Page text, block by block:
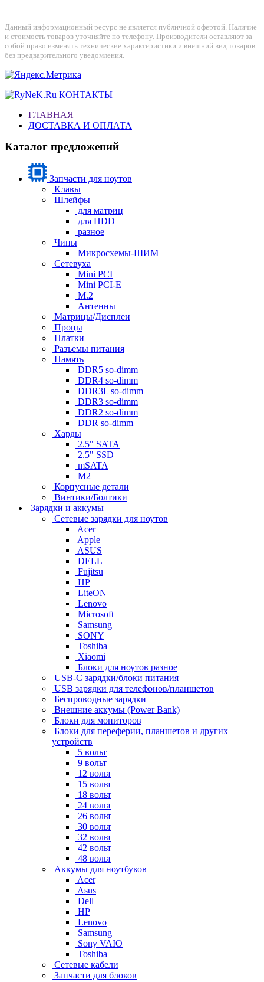
Данный информационный ресурс не является публичной офертой. Наличие
и стоимость товаров уточняйте по телефону. Производители оставляют за
собой право изменять технические характеристики и внешний вид товаров
без предварительного уведомления.
КОНТАКТЫ
ГЛАВНАЯ
ДОСТАВКА И ОПЛАТА
Каталог предложений
Запчасти для ноутов
Клавы
Шлейфы
для матриц
для HDD
разное
Чипы
Микросхемы-ШИМ
Сетевуха
Mini PCI
Mini PCI-E
M.2
Антенны
Матрицы/Дисплеи
Процы
Платки
Разъемы питания
Память
DDR5 so-dimm
DDR4 so-dimm
DDR3L so-dimm
DDR3 so-dimm
DDR2 so-dimm
DDR so-dimm
Харды
2.5" SATA
2.5" SSD
mSATA
M2
Корпусные детали
Винтики/Болтики
Зарядки и аккумы
Сетевые зарядки для ноутов
Acer
Apple
ASUS
DELL
Fujitsu
HP
LiteON
Lenovo
Microsoft
Samsung
SONY
Toshiba
Xiaomi
Блоки для ноутов разное
USB-C зарядки/блоки питания
USB зарядки для телефонов/планшетов
Беспроводные зарядки
Внешние аккумы (Power Bank)
Блоки для мониторов
Блоки для переферии, планшетов и других
устройств
5 вольт
9 вольт
12 вольт
15 вольт
18 вольт
24 вольт
26 вольт
30 вольт
32 вольт
42 вольт
48 вольт
Аккумы для ноутбуков
Acer
Asus
Dell
HP
Lenovo
Samsung
Sony VAIO
Toshiba
Сетевые кабели
Запчасти для блоков